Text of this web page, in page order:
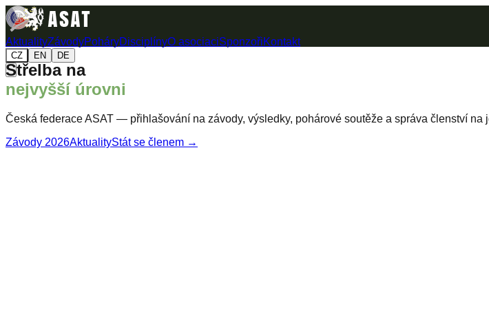
AktualityZávodyPoháryDisciplínyO asociaciSponzořiKontakt
CZ EN DE
Střelba na
nejvyšší úrovni
Česká federace ASAT — přihlašování na závody, výsledky, pohárové soutěže a správa členství na
Závody 2026AktualityStát se členem →